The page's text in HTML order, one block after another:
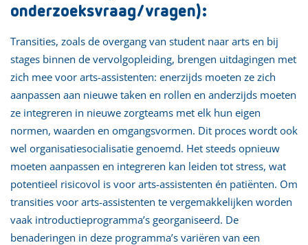
onderzoeksvraag/vragen):
Transities, zoals de overgang van student naar arts en bij
stages binnen de vervolgopleiding, brengen uitdagingen met
zich mee voor arts-assistenten: enerzijds moeten ze zich
aanpassen aan nieuwe taken en rollen en anderzijds moeten
ze integreren in nieuwe zorgteams met elk hun eigen
normen, waarden en omgangsvormen. Dit proces wordt ook
wel organisatiesocialisatie genoemd. Het steeds opnieuw
moeten aanpassen en integreren kan leiden tot stress, wat
potentieel risicovol is voor arts-assistenten én patiënten. Om
transities voor arts-assistenten te vergemakkelijken worden
vaak introductieprogramma’s georganiseerd. De
benaderingen in deze programma’s variëren van een